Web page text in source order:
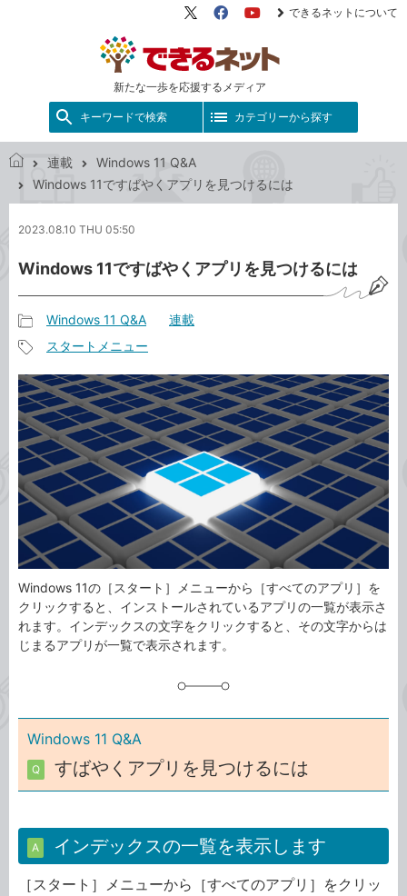
新たな一歩を応援するメディア
X（旧
FacebookYouTube
できるネットについて
キーワードで検索 カテゴリーから探す
で
ネ
ト
連載
Windows 11 Q&A
Windows 11ですばやくアプリを見つけるには
2023.08.10 THU 05:50
Windows 11ですばやくアプリを見つけるには
事
カ
テ
ゴ
リ
Windows 11 Q&A 連載
事
タ
グ
スタートメニュー
Windows 11の［スタート］メニューから［すべてのアプリ］を
クリックすると、インストールされているアプリの一覧が表示さ
れます。インデックスの文字をクリックすると、その文字からは
じまるアプリが一覧で表示されます。
Windows 11 Q&A
Q すばやくアプリを見つけるには
A インデックスの一覧を表示します
［スタート］メニューから［すべてのアプリ］をクリッ